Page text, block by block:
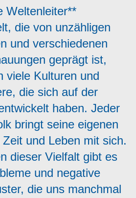
Weltenleiter**
die von unzähligen
und verschiedenen
geprägt ist,
viele Kulturen und
die sich auf der
haben. Jeder
bringt seine eigenen
und Leben mit sich.
dieser Vielfalt gibt es
und negative
die uns manchmal